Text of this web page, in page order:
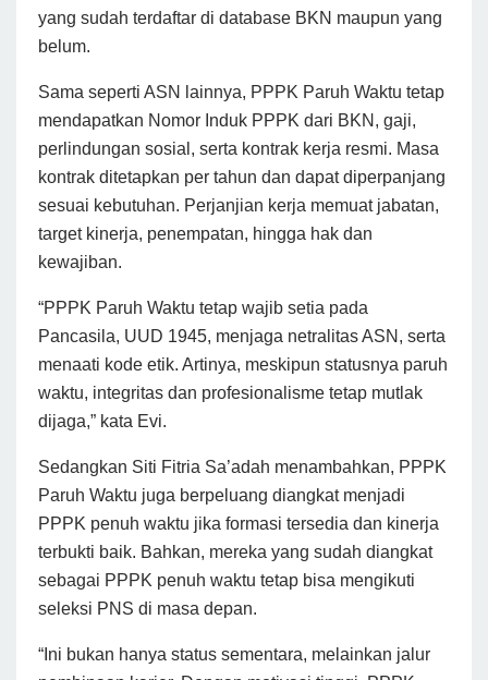
yang sudah terdaftar di database BKN maupun yang
belum.
Sama seperti ASN lainnya, PPPK Paruh Waktu tetap
mendapatkan Nomor Induk PPPK dari BKN, gaji,
perlindungan sosial, serta kontrak kerja resmi. Masa
kontrak ditetapkan per tahun dan dapat diperpanjang
sesuai kebutuhan. Perjanjian kerja memuat jabatan,
target kinerja, penempatan, hingga hak dan
kewajiban.
“PPPK Paruh Waktu tetap wajib setia pada
Pancasila, UUD 1945, menjaga netralitas ASN, serta
menaati kode etik. Artinya, meskipun statusnya paruh
waktu, integritas dan profesionalisme tetap mutlak
dijaga,” kata Evi.
Sedangkan Siti Fitria Sa’adah menambahkan, PPPK
Paruh Waktu juga berpeluang diangkat menjadi
PPPK penuh waktu jika formasi tersedia dan kinerja
terbukti baik. Bahkan, mereka yang sudah diangkat
sebagai PPPK penuh waktu tetap bisa mengikuti
seleksi PNS di masa depan.
“Ini bukan hanya status sementara, melainkan jalur